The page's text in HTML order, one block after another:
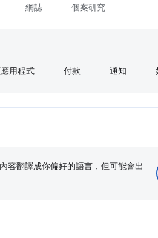
網誌 個案研究
用程式 付款 通知
容翻譯成你偏好的語言，但可能會出